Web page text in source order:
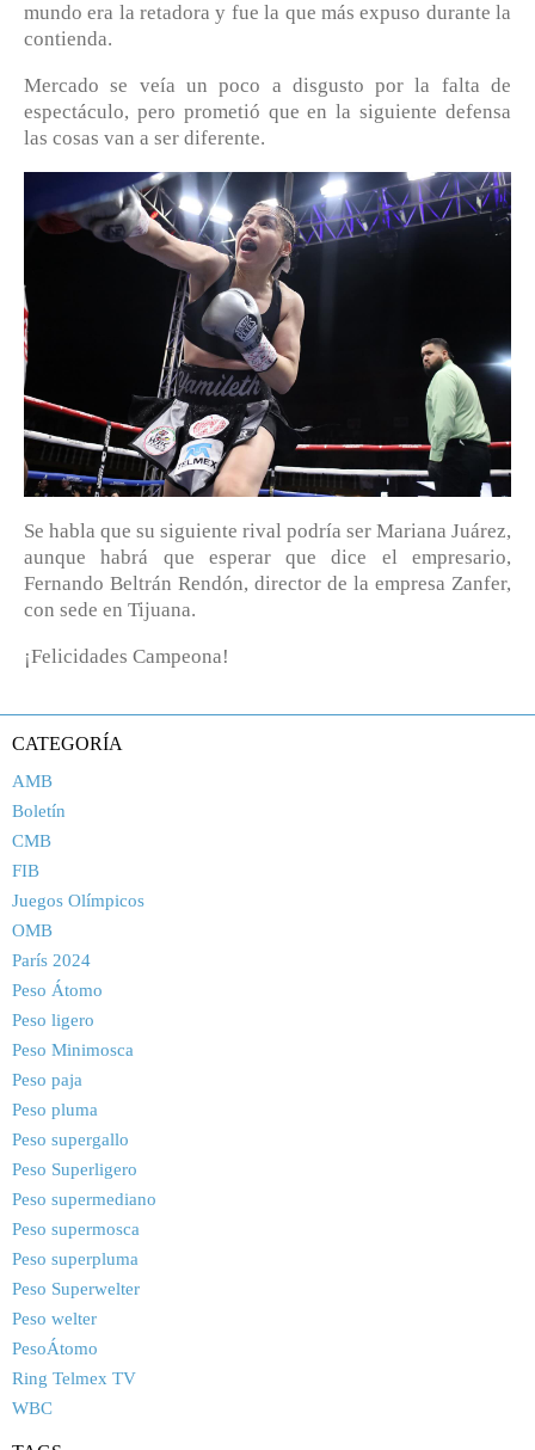
mundo era la retadora y fue la que más expuso durante la
contienda.
Mercado se veía un poco a disgusto por la falta de
espectáculo, pero prometió que en la siguiente defensa
las cosas van a ser diferente.
Se habla que su siguiente rival podría ser Mariana Juárez,
aunque habrá que esperar que dice el empresario,
Fernando Beltrán Rendón, director de la empresa Zanfer,
con sede en Tijuana.
¡Felicidades Campeona!
CATEGORÍA
AMB
Boletín
CMB
FIB
Juegos Olímpicos
OMB
París 2024
Peso Átomo
Peso ligero
Peso Minimosca
Peso paja
Peso pluma
Peso supergallo
Peso Superligero
Peso supermediano
Peso supermosca
Peso superpluma
Peso Superwelter
Peso welter
PesoÁtomo
Ring Telmex TV
WBC